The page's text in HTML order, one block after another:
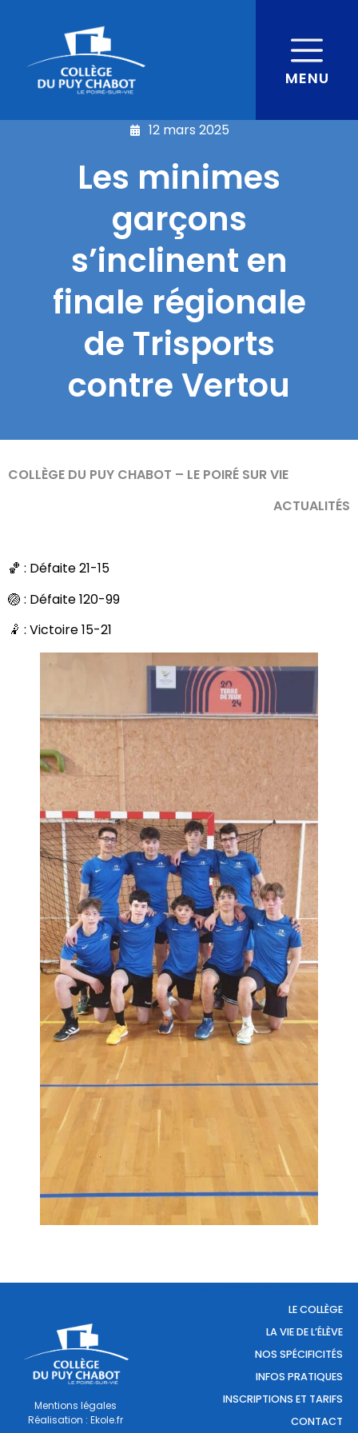
MENU
12 mars 2025
Les minimes
garçons
s’inclinent en
finale régionale
de Trisports
contre Vertou
COLLÈGE DU PUY CHABOT – LE POIRÉ SUR VIE
ACTUALITÉS
🏀 : Défaite 21-15
🏐 : Défaite 120-99
🤾 : Victoire 15-21
Mentions légales
Réalisation : Ekole.fr
LE COLLÈGE
LA VIE DE L’ÉLÈVE
NOS SPÉCIFICITÉS
INFOS PRATIQUES
INSCRIPTIONS ET TARIFS
CONTACT